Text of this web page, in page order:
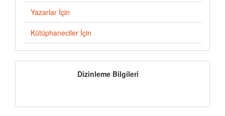
Yazarlar İçin
Kütüphaneciler İçin
İndeksler
Dizinleme Bilgileri